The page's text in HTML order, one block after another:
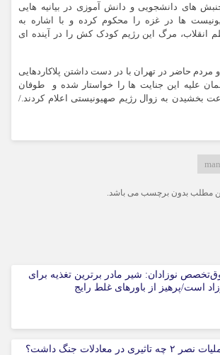
های دانشجویی و دانش آموزی در بیانیه هایی
ها در غزه را محکوم کرده و با اشاره به
انقلاب، مرگ این رژیم کودک کش را در آینده ای
مردم حاضر در تهران با در دست داشتن پلاکاردهایی
علیه این جنایت ها را خواستار شده و طوفان
بخشیدن به زوال رژیم صهیونیستی اعلام کردند./
مطلب بدون برچسب می باشد.
نوزادان: شیر مادر برترین تغذیه برای
است/پرهیز از باورهای غلط رایج
عملیات نصر ۲ چه تاثیری در معادلات جنگ داشت؟